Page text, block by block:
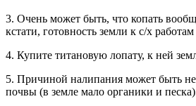
3. Очень может быть, что копать
кстати, готовность земли к с/х
4. Купите титановую лопату, к ней
5. Причиной налипания может быть
почвы (в земле мало органики и